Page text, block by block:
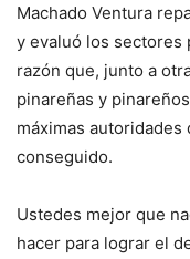
Machado Ventura
y evaluó los sectores
razón que, junto a
pinareñas y
máximas
conseguido.
Ustedes mejor que
hacer para lograr el